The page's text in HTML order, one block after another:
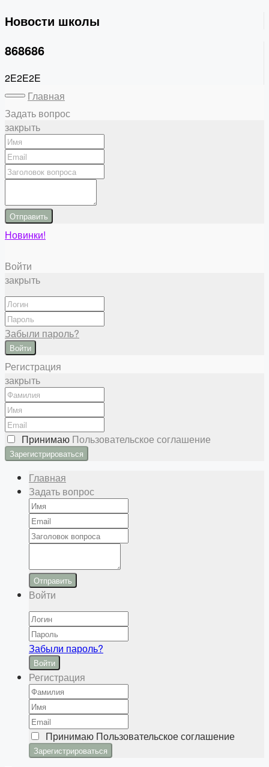
Новости школы
868686
2E2E2E
Главная
Задать вопрос
закрыть
Отправить
Новинки!
Войти
закрыть
Забыли пароль?
Войти
Регистрация
закрыть
Принимаю Пользовательское соглашение
Главная
Задать вопрос
Отправить
Войти
Забыли пароль?
Войти
Регистрация
Принимаю Пользовательское соглашение